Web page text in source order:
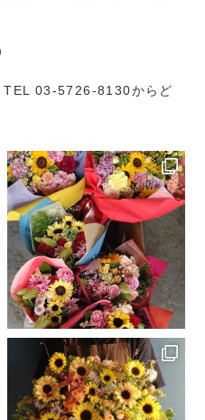
TEL 03-5726-8130からど